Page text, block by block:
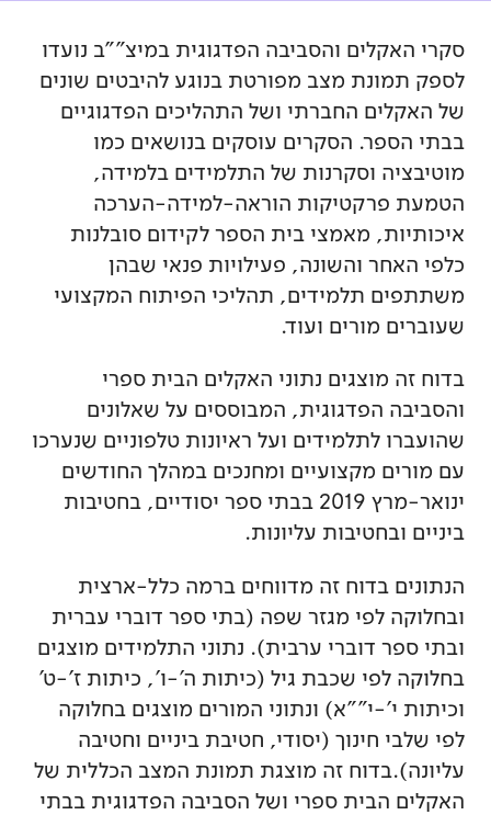
סקרי האקלים והסביבה הפדגוגית במיצ""ב נועדו
לספק תמונת מצב מפורטת בנוגע להיבטים שונים
של האקלים החברתי ושל התהליכים הפדגוגיים
בבתי הספר. הסקרים עוסקים בנושאים כמו
מוטיבציה וסקרנות של התלמידים בלמידה,
הטמעת פרקטיקות הוראה-למידה-הערכה
איכותיות, מאמצי בית הספר לקידום סובלנות
כלפי האחר והשונה, פעילויות פנאי שבהן
משתתפים תלמידים, תהליכי הפיתוח המקצועי
שעוברים מורים ועוד.
בדוח זה מוצגים נתוני האקלים הבית ספרי
והסביבה הפדגוגית, המבוססים על שאלונים
שהועברו לתלמידים ועל ראיונות טלפוניים שנערכו
עם מורים מקצועיים ומחנכים במהלך החודשים
ינואר-מרץ 2019 בבתי ספר יסודיים, בחטיבות
ביניים ובחטיבות עליונות.
הנתונים בדוח זה מדווחים ברמה כלל-ארצית
ובחלוקה לפי מגזר שפה (בתי ספר דוברי עברית
ובתי ספר דוברי ערבית). נתוני התלמידים מוצגים
בחלוקה לפי שכבת גיל (כיתות ה'-ו', כיתות ז'-ט'
וכיתות י'-י""א) ונתוני המורים מוצגים בחלוקה
לפי שלבי חינוך (יסודי, חטיבת ביניים וחטיבה
עליונה).בדוח זה מוצגת תמונת המצב הכללית של
האקלים הבית ספרי ושל הסביבה הפדגוגית בבתי